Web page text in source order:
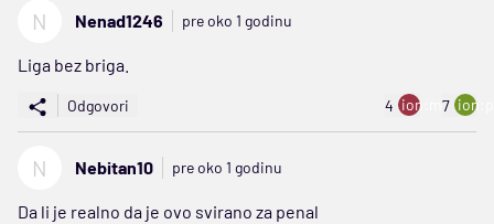
N Nenad1246 pre oko 1 godinu
Liga bez briga.
Odgovori 4 ion:minus
7
N Nebitan10 pre oko 1 godinu
Da li je realno da je ovo svirano za penal